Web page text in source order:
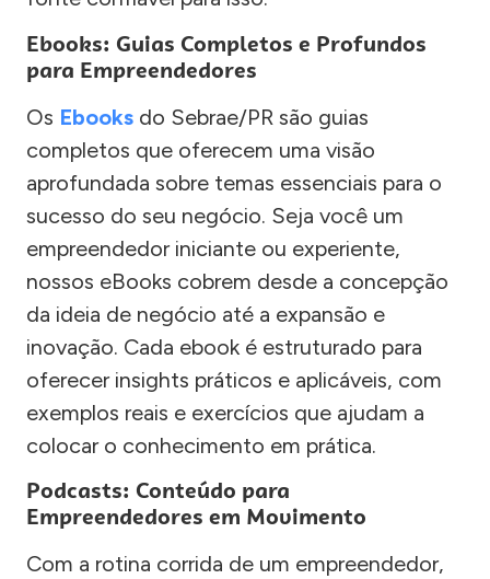
Ebooks: Guias Completos e Profundos
para Empreendedores
Os Ebooks do Sebrae/PR são guias
completos que oferecem uma visão
aprofundada sobre temas essenciais para o
sucesso do seu negócio. Seja você um
empreendedor iniciante ou experiente,
nossos eBooks cobrem desde a concepção
da ideia de negócio até a expansão e
inovação. Cada ebook é estruturado para
oferecer insights práticos e aplicáveis, com
exemplos reais e exercícios que ajudam a
colocar o conhecimento em prática.
Podcasts: Conteúdo para
Empreendedores em Movimento
Com a rotina corrida de um empreendedor,